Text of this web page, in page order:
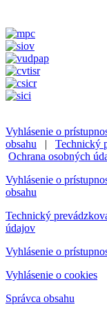
Vyhlásenie o
obsahu | Technický
Ochrana osobných
Vyhlásenie o
obsahu
Technický
údajov
Vyhlásenie o
Vyhlásenie o cookies
Správca obsahu